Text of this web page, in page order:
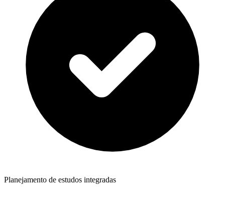
Planejamento de estudos integradas